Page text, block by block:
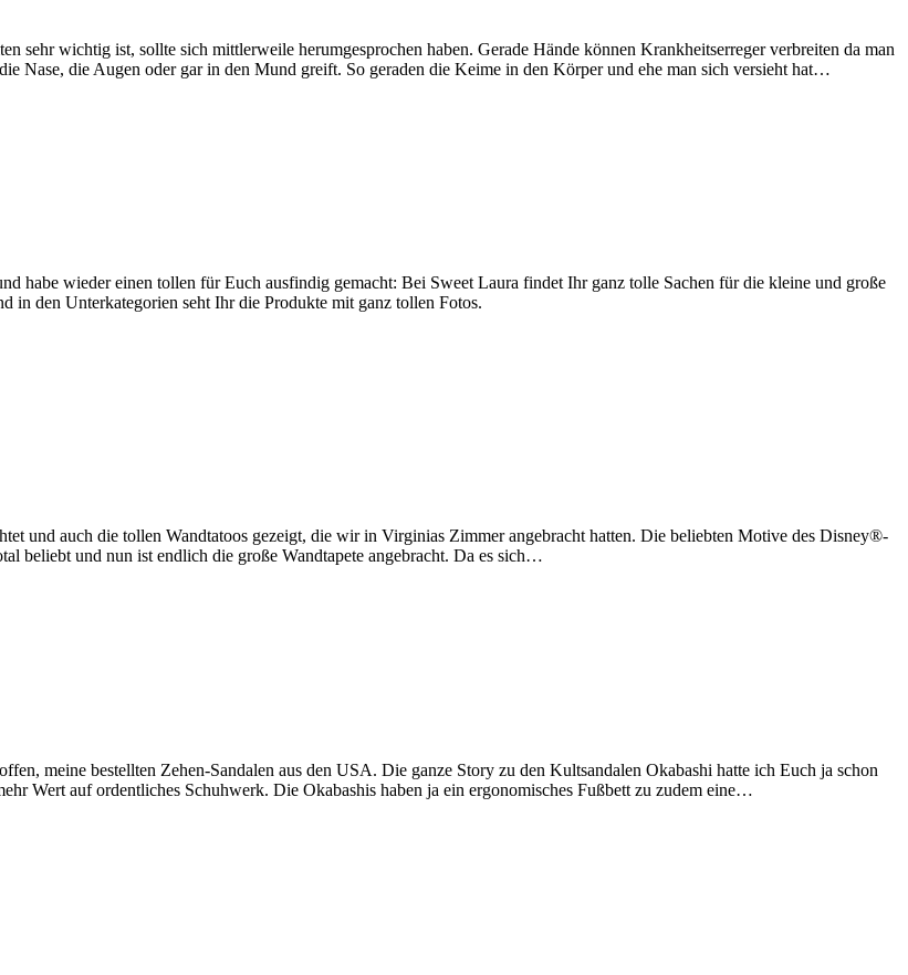
wichtig ist, sollte sich mittlerweile herumgesprochen haben. Gerade Hände können Krankheitserreger verbreiten da man
Nase, die Augen oder gar in den Mund greift. So geraden die Keime in den Körper und ehe man sich versieht hat…
habe wieder einen tollen für Euch ausfindig gemacht: Bei Sweet Laura findet Ihr ganz tolle Sachen für die kleine und große
in den Unterkategorien seht Ihr die Produkte mit ganz tollen Fotos.
und auch die tollen Wandtatoos gezeigt, die wir in Virginias Zimmer angebracht hatten. Die beliebten Motive des Disney®-
beliebt und nun ist endlich die große Wandtapete angebracht. Da es sich…
meine bestellten Zehen-Sandalen aus den USA. Die ganze Story zu den Kultsandalen Okabashi hatte ich Euch ja schon
Wert auf ordentliches Schuhwerk. Die Okabashis haben ja ein ergonomisches Fußbett zu zudem eine…